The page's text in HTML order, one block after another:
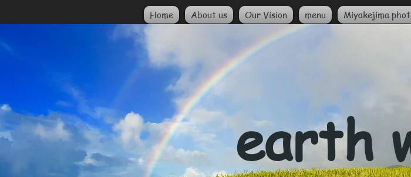
Home About us Our Vision menu Miyakejima
earth